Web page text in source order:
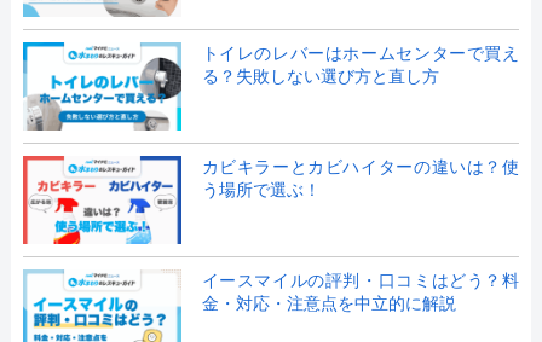
トイレのレバーはホームセンターで買え
る？失敗しない選び方と直し方
カビキラーとカビハイターの違いは？使
う場所で選ぶ！
イースマイルの評判・口コミはどう？料
金・対応・注意点を中立的に解説